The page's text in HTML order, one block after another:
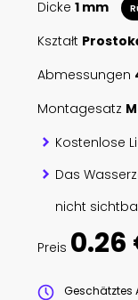
Dicke 1 mm
Kształt
Abmessungen
Montagesatz
Kostenlose
Das
nicht
Preis 0.26
Geschätztes